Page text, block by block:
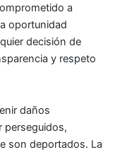
a
oportunidad
decisión de
y respeto
daños
perseguidos,
son deportados. La